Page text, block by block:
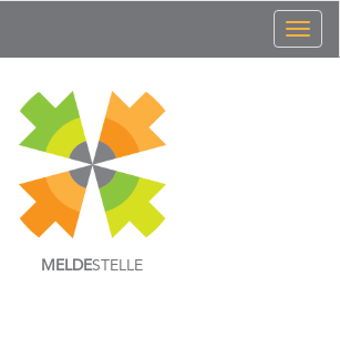
MELDESTELLE